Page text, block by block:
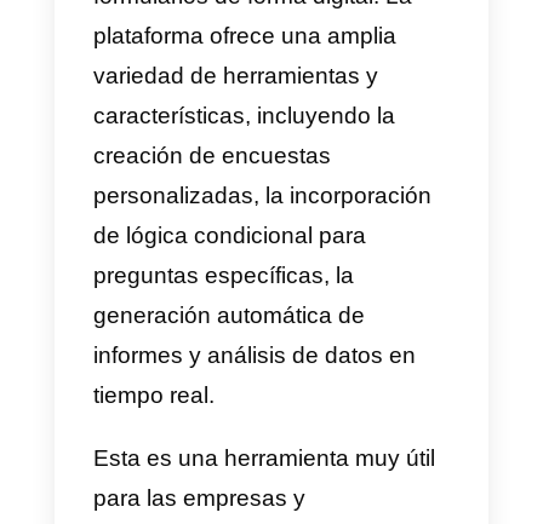
¿Qué es Question Scout?
Question Scout
es una
de gestión de encuestas y
formularios en línea que permite
los usuarios crear y enviar
encuestas, cuestionarios y
formularios de forma digital. La